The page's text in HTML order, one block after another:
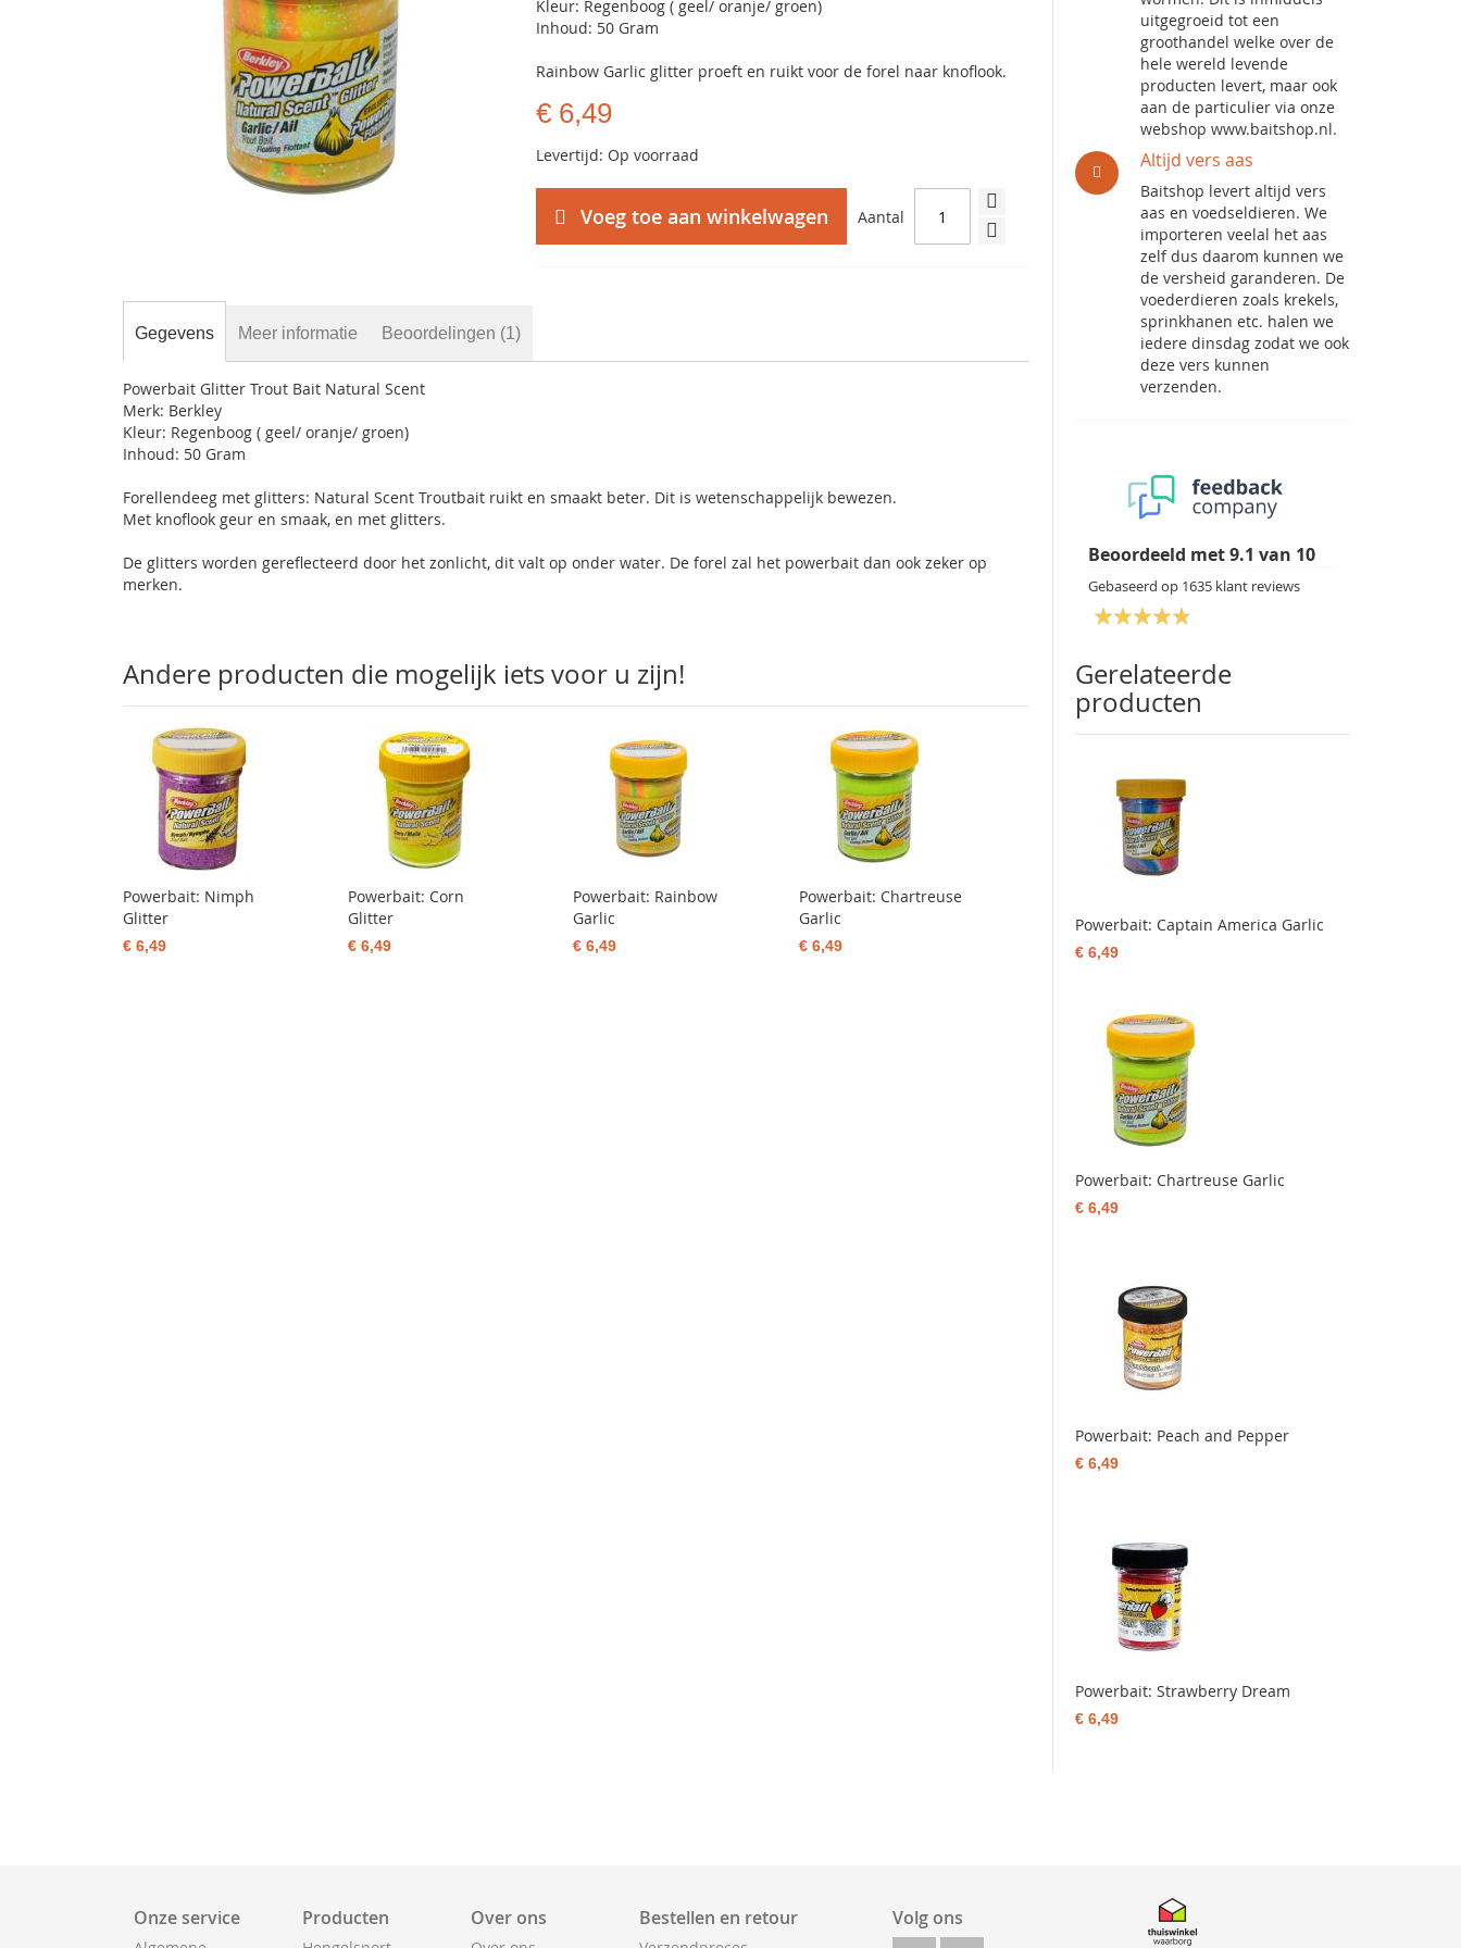
het
van
de
afbeeldingen-
gallerij
Kleur: Regenboog ( geel/ oranje/ groen)
Inhoud: 50 Gram
Rainbow Garlic glitter proeft en ruikt voor de forel naar knoflook.
€ 6,49
Levertijd: Op voorraad
Aantal
Voeg toe aan winkelwagen
uitgegroeid tot een
groothandel welke over de
hele wereld levende
producten levert, maar ook
aan de particulier via onze
webshop www.baitshop.nl.
Altijd vers aas
Baitshop levert altijd vers
aas en voedseldieren. We
importeren veelal het aas
zelf dus daarom kunnen we
de versheid garanderen. De
voederdieren zoals krekels,
sprinkhanen etc. halen we
iedere dinsdag zodat we ook
deze vers kunnen
verzenden.
Beoordeeld met9.1 van 10
Gebaseerd op 1635 klant reviews
Gerelateerde
producten
Powerbait: Captain America Garlic
€ 6,49
Powerbait: Chartreuse Garlic
€ 6,49
Powerbait: Peach and Pepper
€ 6,49
Powerbait: Strawberry Dream
€ 6,49
Gegevens
Powerbait Glitter Trout Bait Natural Scent
Merk: Berkley
Kleur: Regenboog ( geel/ oranje/ groen)
Inhoud: 50 Gram
Forellendeeg met glitters: Natural Scent Troutbait ruikt en smaakt beter. Dit is wetenschappelijk bewezen.
Met knoflook geur en smaak, en met glitters.
De glitters worden gereflecteerd door het zonlicht, dit valt op onder water. De forel zal het powerbait dan ook zeker op
merken.
Meer informatie Beoordelingen 1
Andere producten die mogelijk iets voor u zijn!
Powerbait: Nimph
Glitter
€ 6,49
Powerbait: Corn
Glitter
€ 6,49
Powerbait: Rainbow
Garlic
€ 6,49
Powerbait: Chartreuse
Garlic
€ 6,49
Onze service Producten Over ons Bestellen en retour Volg ons